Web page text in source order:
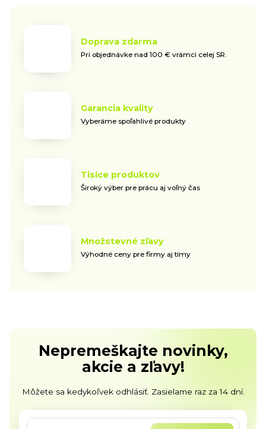
Doprava zdarma
Pri objednávke nad 100 € vrámci celej SR.
Garancia kvality
Vyberáme spoľahlivé produkty
Tisíce produktov
Široký výber pre prácu aj voľný čas
Množstevné zľavy
Výhodné ceny pre firmy aj tímy
Nepremeškajte novinky,
akcie a zľavy!
Môžete sa kedykoľvek odhlásiť. Zasielame raz za 14 dní.